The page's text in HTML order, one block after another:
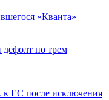
«Кванта»
по трем
к ЕС после исключения